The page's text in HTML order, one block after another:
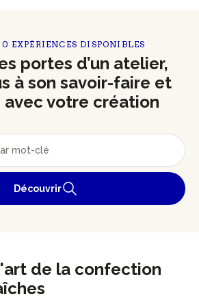
EXPÉRIENCES DISPONIBLES
portes d’un atelier,
à son savoir-faire et
avec votre création
Découvrir
de la confection